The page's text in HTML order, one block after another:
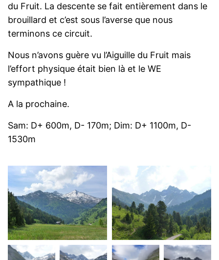
du Fruit. La descente se fait entièrement dans le
brouillard et c’est sous l’averse que nous
terminons ce circuit.
Nous n’avons guère vu l’Aiguille du Fruit mais
l’effort physique était bien là et le WE
sympathique !
A la prochaine.
Sam: D+ 600m, D- 170m; Dim: D+ 1100m, D-
1530m